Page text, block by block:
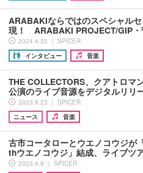
ARABAKIならではのスペシャル
現！ ARABAKI PROJECT/GIP
2024.4.22 ｜ SPICER
インタビュー
音楽
THE COLLECTORS、クアトロマ
公演のライブ音源をデジタルリリ
2023.8.23 ｜ SPICER
ニュース
音楽
古市コータローとウエノコウジが
thウエノコウジ」結成、ライブツ
2023.4.8 ｜ SPICER